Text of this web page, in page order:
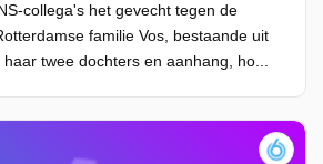
collega's het gevecht tegen de
familie Vos, bestaande uit
twee dochters en aanhang, ho...